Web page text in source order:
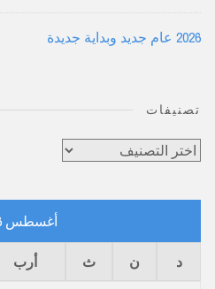
2026 عام جديد وبداية جديدة
تصنيفات
تصنيفات
أغسطس 2026
د ن ث أرب